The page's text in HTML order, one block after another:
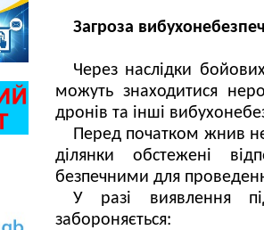
Загроза
Через наслідки
можуть знаходитися
дронів та інші
Перед початком жнив
ділянки обстежені
безпечними для
У разі виявлення
забороняється: